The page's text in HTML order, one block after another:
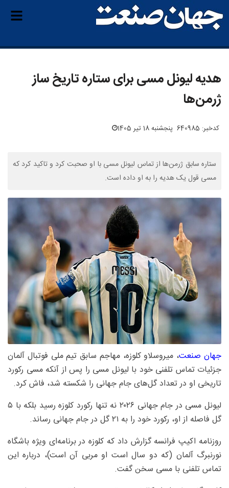
هدیه لیونل مسی برای ستاره تاریخ ساز
ژرمن‌ها
کدخبر: 640985 پنجشنبه 18 تیر 1405
ستاره سابق ژرمن‌ها از تماس لیونل مسی با او صحبت کرد و تاکید کرد که
مسی قول یک هدیه را به او داده است.
جهان صنعت، میروسلاو کلوزه، مهاجم سابق تیم ملی فوتبال آلمان
جزئیات تماس تلفنی خود با لیونل مسی را پس از آنکه مسی رکورد
تاریخی او در تعداد گل‌های جام جهانی را شکسته شد، فاش کرد.
لیونل مسی در جام جهانی ۲۰۲۶ نه تنها رکورد کلوزه رسید بلکه با ۵
گل فاصله از او، رکورد خود را به ۲۱ گل در جام جهانی رساند.
روزنامه اکیپ فرانسه گزارش داد که کلوزه در برنامه‌ای ویژه باشگاه
نورنبرگ آلمان (که دو سال است او مربی آن است)، درباره این
تماس تلفنی با مسی سخن گفت.